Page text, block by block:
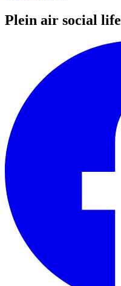
Plein air social life